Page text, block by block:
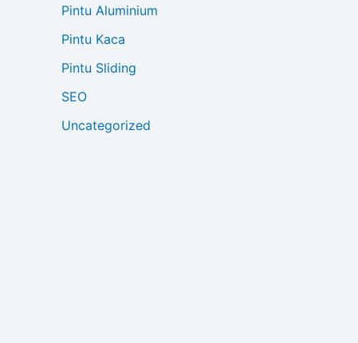
Pintu Aluminium
Pintu Kaca
Pintu Sliding
SEO
Uncategorized